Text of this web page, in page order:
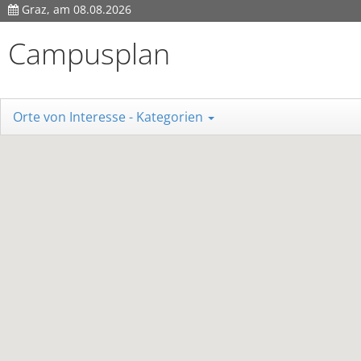
Graz, am 08.08.2026
Campusplan
Orte von Interesse - Kategorien